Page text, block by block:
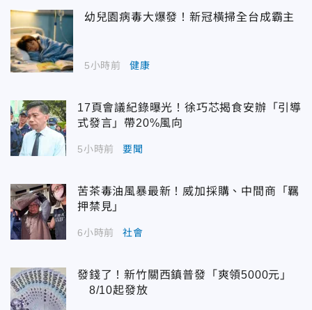
幼兒園病毒大爆發！新冠橫掃全台成霸主
5小時前 健康
17頁會議紀錄曝光！徐巧芯揭食安辦「引導
式發言」帶20%風向
5小時前 要聞
苦茶毒油風暴最新！威加採購、中間商「羈
押禁見」
6小時前 社會
發錢了！新竹關西鎮普發「爽領5000元」
8/10起發放